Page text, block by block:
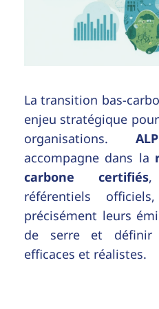
La transition bas-
enjeu stratégique
organisations.
accompagne dans la
carbone certifiés,
référentiels
précisément leurs
de serre et définir
efficaces et réalistes.